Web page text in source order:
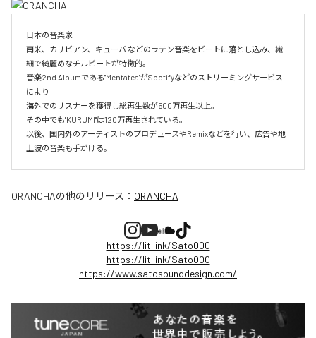
日本の音楽家
南米、カリビアン、キューバ などのラテン音楽をビートに落とし込み、繊
細で綺麗めなチルビートが特徴的。
音楽2nd Albumである"Mentatea"がSpotifyなどのストリーミングサービス
により
海外でのリスナーを獲得し総再生数が500万再生以上。
その中でも"KURUMI"は120万再生されている。
以後、国内外のアーティストのプロデュースやRemixなどを行い、広告や地
上波の音楽も手がける。
ORANCHAの他のリリース： ORANCHA
https://lit.link/Sato000
https://lit.link/Sato000
https://www.satosounddesign.com/